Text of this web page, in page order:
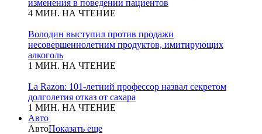
изменения в поведении пациентов
4 МИН. НА ЧТЕНИЕ
Володин выступил против продажи
несовершеннолетним продуктов, имитирующих
алкоголь
1 МИН. НА ЧТЕНИЕ
La Razon: 101-летний профессор назвал секретом
долголетия отказ от сахара
1 МИН. НА ЧТЕНИЕ
Авто
АвтоПоказать еще